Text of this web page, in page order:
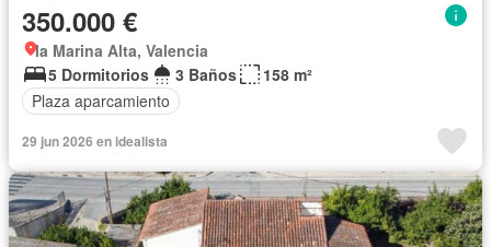
350.000 €
la Marina Alta, Valencia
5 Dormitorios
3 Baños
158 m²
Plaza aparcamiento
29 jun 2026 en idealista